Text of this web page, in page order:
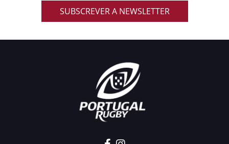
SUBSCREVER A NEWSLETTER